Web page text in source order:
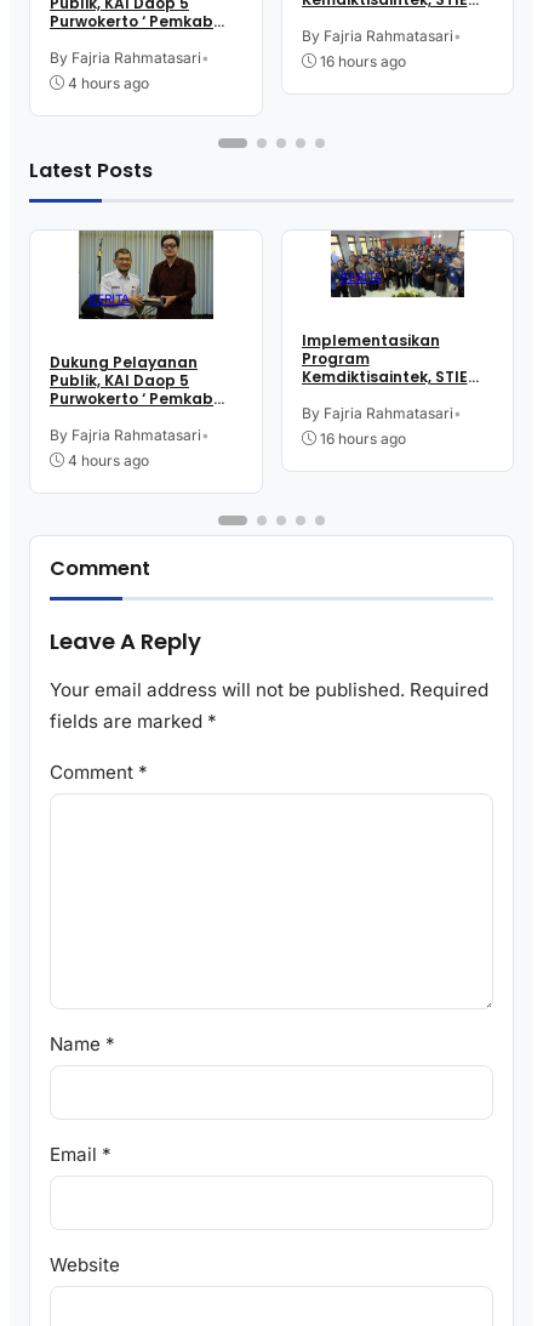
Purwokerto ‘ Pemkab
Bersinergi
By Fajria Rahmatasari•
4 hours ago
Gelar Bina Talenta
Indonesia
By Fajria Rahmatasari•
16 hours ago
Latest Posts
BERITA
Dukung Pelayanan
Publik, KAI Daop 5
Purwokerto ‘ Pemkab
Bersinergi
By Fajria Rahmatasari•
4 hours ago
BERITA
Implementasikan
Program
Kemdiktisaintek, STIE
Gelar Bina Talenta
Indonesia
By Fajria Rahmatasari•
16 hours ago
Comment
Leave A Reply
Your email address will not be published. Required
fields are marked *
Comment *
Name *
Email *
Website